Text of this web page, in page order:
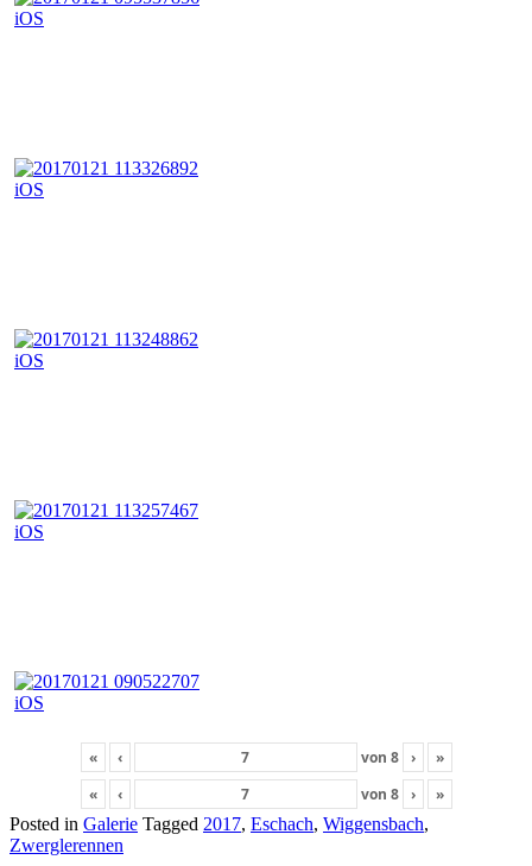
« ‹ von 8 ›
»
«
‹ von 8 ›
»
Posted in Galerie Tagged 2017, Eschach, Wiggensbach,
Zwerglerennen